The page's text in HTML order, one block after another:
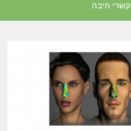
קשרי חיבה